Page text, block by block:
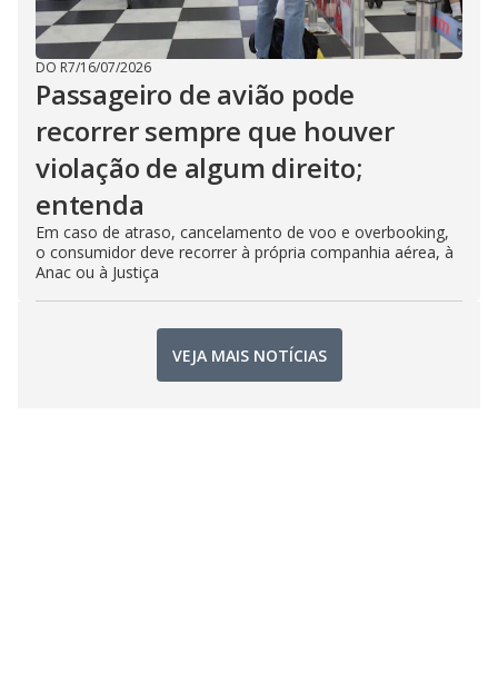
DO R7/16/07/2026
Passageiro de avião pode
recorrer sempre que houver
violação de algum direito;
entenda
Em caso de atraso, cancelamento de voo e overbooking,
o consumidor deve recorrer à própria companhia aérea, à
Anac ou à Justiça
VEJA MAIS NOTÍCIAS